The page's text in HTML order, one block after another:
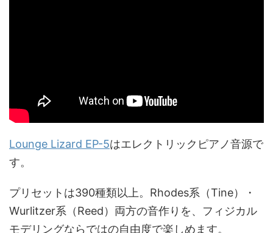
Lounge Lizard EP-5はエレクトリックピアノ音源で
す。
プリセットは390種類以上。Rhodes系（Tine）・
Wurlitzer系（Reed）両方の音作りを、フィジカル
モデリングならではの自由度で楽しめます。